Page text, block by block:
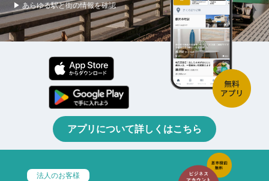
▶ あらゆる駅と街の情報を確認
アプリについて詳しくはこちら
法人のお客様